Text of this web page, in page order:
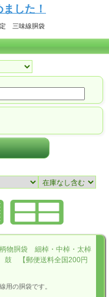
した！
三味線胴袋
物胴袋 細棹・中棹・太棹
【郵便送料全国200円
用の胴袋です。